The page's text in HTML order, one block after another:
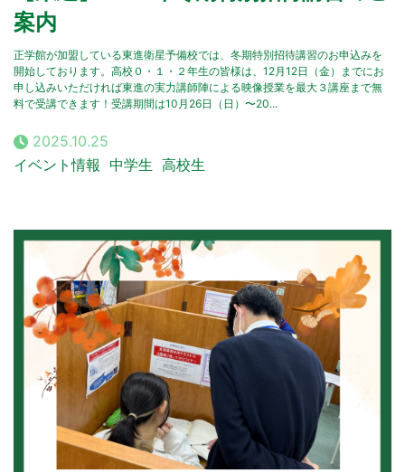
案内
正学館が加盟している東進衛星予備校では、冬期特別招待講習のお申込みを
開始しております。高校０・１・２年生の皆様は、12月12日（金）までにお
申し込みいただければ東進の実力講師陣による映像授業を最大３講座まで無
料で受講できます！受講期間は10月26日（日）〜20...
2025.10.25
イベント情報 中学生 高校生